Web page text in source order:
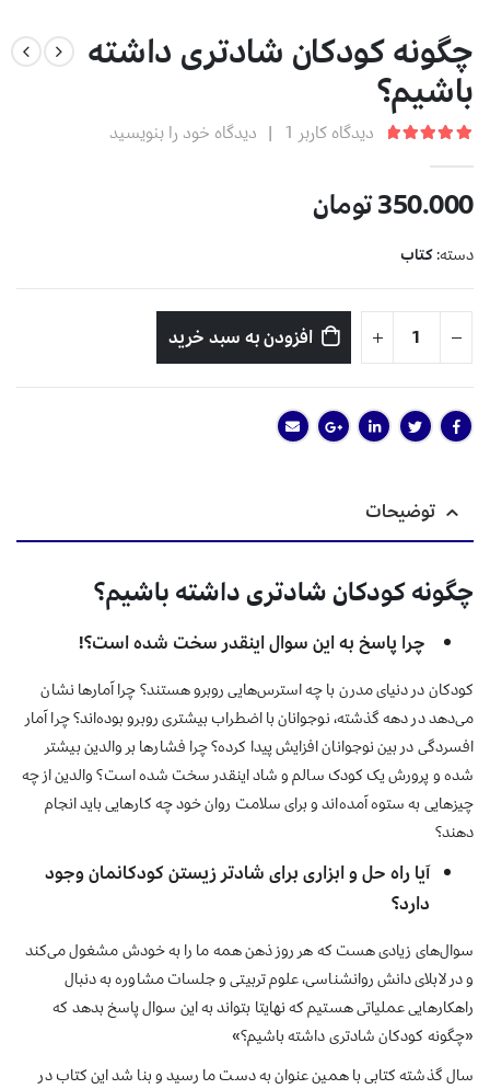
چگونه کودکان شادتری داشته
باشیم؟
دیدگاه کاربر 1
| دیدگاه خود را بنویسید
350.000تومان
دسته:کتاب
افزودن به سبد خرید
توضیحات
چگونه کودکان شادتری داشته باشیم؟
چرا پاسخ به این سوال اینقدر سخت شده است؟!
کودکان در دنیای مدرن با چه استرسهاییروبرو هستند؟ چرا آمارها نشان
میدهددر دهه گذشته،نوجوانان با اضطراب بیشتری روبروبودهاند؟ چرا آمار
افسردگی در بین نوجوانان افزایش پیدا کرده؟ چرا فشارها بر والدین بیشتر
شده و پرورش یک کودک سالم و شاد اینقدر سخت شده است؟ والدین از چه
چیزهایی به ستوهآمدهاندو برای سلامت روان خود چه کارهایی باید انجام
دهند؟
آیا راه حل و ابزاری برای شادتر زیستن کودکانمان وجود
دارد؟
سوالهای زیادی هست که هر روز ذهن همه ما را به خودش مشغول میکند
و در لابلای دانش روانشناسی، علوم تربیتی و جلسات مشاوره به دنبال
راهکارهایی عملیاتی هستیم که نهایتا بتواند به این سوالپاسخ بدهد که
«چگونه کودکان شادتری داشته باشیم؟»
سال گذشته کتابی با همین عنوان به دست ما رسید و بنا شد این کتاب در